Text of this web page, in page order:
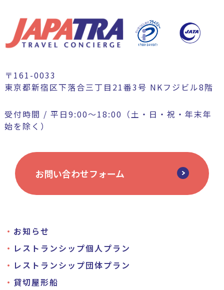
〒161-0033
東京都新宿区下落合三丁目21番3号 NKフジビル8階
受付時間 / 平日9:00〜18:00（土・日・祝・年末年
始を除く）
お問い合わせフォーム
お知らせ
レストランシップ個人プラン
レストランシップ団体プラン
貸切屋形船